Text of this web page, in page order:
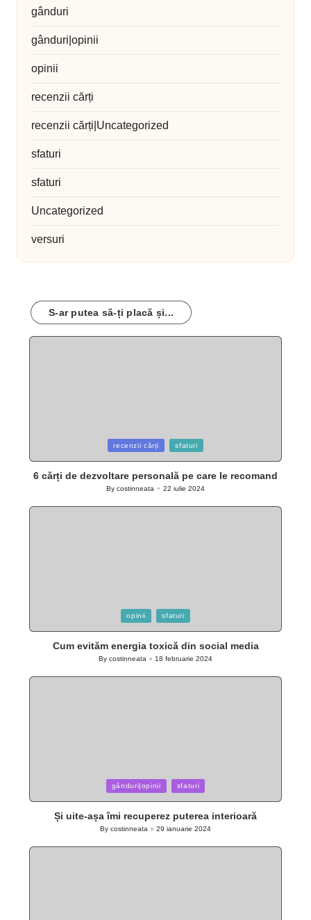
gânduri
gânduri|opinii
opinii
recenzii cărți
recenzii cărți|Uncategorized
sfaturi
sfaturi
Uncategorized
versuri
S-ar putea să-ți placă și...
in
recenzii cărți sfaturi
6 cărți de dezvoltare personală pe care le recomand
Posted
Bycostinneata 22 iulie 2024
in
opinii sfaturi
Cum evităm energia toxică din social media
Posted
By costinneata 18 februarie 2024
in
gânduri|opinii sfaturi
Și uite-așa îmi recuperez puterea interioară
Posted
By costinneata 29 ianuarie 2024